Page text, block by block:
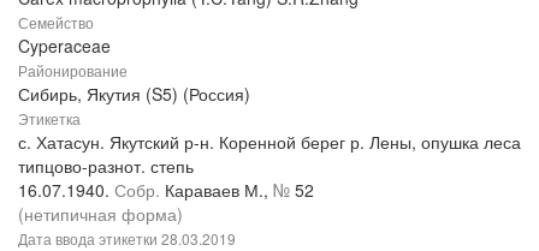
Семейство
Cyperaceae
Районирование
Сибирь, Якутия (S5) (Россия)
Этикетка
с. Хатасун. Якутский р-н. Коренной берег р. Лены, опушка леса
типцово-разнот. степь
16.07.1940. Собр. Караваев М., № 52
(нетипичная форма)
Дата ввода этикетки 28.03.2019